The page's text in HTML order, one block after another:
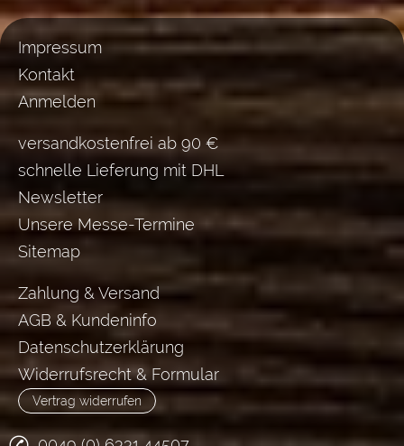
Impressum
Kontakt
Anmelden
versandkostenfrei ab 90 €
schnelle Lieferung mit DHL
Newsletter
Unsere Messe-Termine
Sitemap
Zahlung & Versand
AGB & Kundeninfo
Datenschutzerklärung
Widerrufsrecht & Formular
Vertrag widerrufen